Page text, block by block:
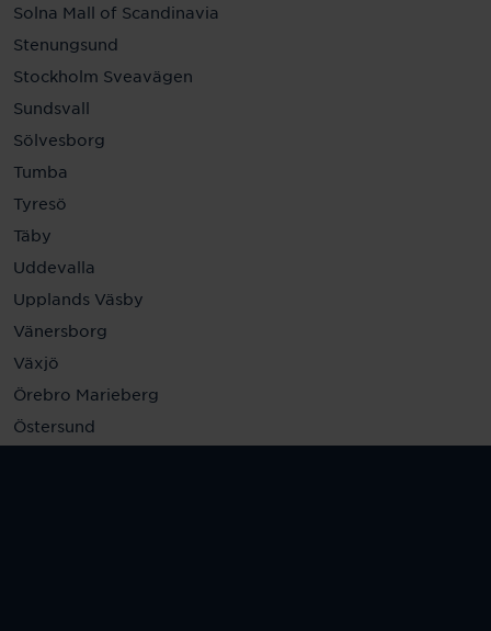
Solna Mall of Scandinavia
Stenungsund
Stockholm Sveavägen
Sundsvall
Sölvesborg
Tumba
Tyresö
Täby
Uddevalla
Upplands Väsby
Vänersborg
Växjö
Örebro Marieberg
Östersund